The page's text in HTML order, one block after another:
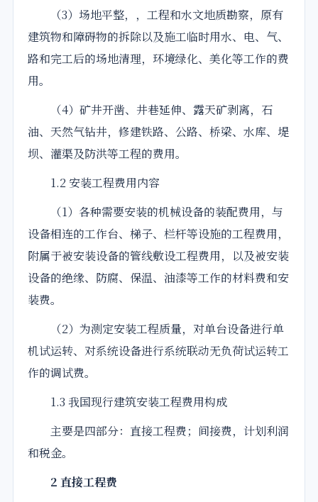
（3）场地平整，，工程和水文地质勘察，原有
建筑物和障碍物的拆除以及施工临时用水、电、气、
路和完工后的场地清理，环境绿化、美化等工作的费
用。
（4）矿井开凿、井巷延伸、露天矿剥离，石
油、天然气钻井，修建铁路、公路、桥梁、水库、堤
坝、灌渠及防洪等工程的费用。
1.2 安装工程费用内容
（1）各种需要安装的机械设备的装配费用，与
设备相连的工作台、梯子、栏杆等设施的工程费用，
附属于被安装设备的管线敷设工程费用，以及被安装
设备的绝缘、防腐、保温、油漆等工作的材料费和安
装费。
（2）为测定安装工程质量，对单台设备进行单
机试运转、对系统设备进行系统联动无负荷试运转工
作的调试费。
1.3 我国现行建筑安装工程费用构成
主要是四部分：直接工程费；间接费，计划利润
和税金。
2 直接工程费